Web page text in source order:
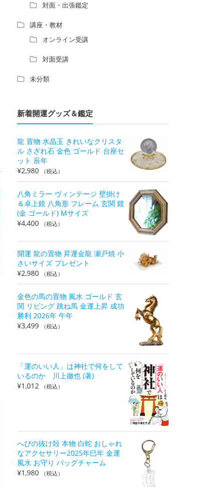
対面・出張鑑定
講座・教材
オンライン受講
対面受講
未分類
新着開運グッズ＆鑑定
龍 置物 水晶玉 きれいなクリスタ
ル さざれ石 金色 ゴールド 台座セ
ット 辰年
¥2,980 （税込）
八角ミラー ヴィンテージ 壁掛け
＆卓上鏡 八角形 フレーム 玄関 鏡
(金 ゴールド) Mサイズ
¥4,400 （税込）
開運 龍の置物 昇運金龍 瀬戸焼 小
さいサイズ プレゼント
¥2,980 （税込）
金色の馬の置物 風水 ゴールド 玄
関 リビング 跳ね馬 金運上昇 成功
勝利 2026年 午年
¥3,499 （税込）
「運のいい人」は神社で何をして
いるのか 川上徹也 (著)
¥1,012 （税込）
へびの抜け殻 本物 白蛇 おしゃれ
なアクセサリー2025年巳年 金運
風水 お守り バッグチャーム
¥1,980 （税込）